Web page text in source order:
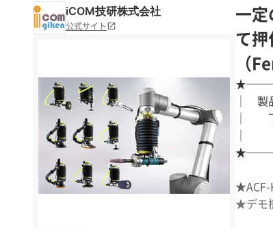
一
て
（
｜ 製
｜ 下
｜
★ACF-
★デモ
iCOM技研株式会社
公式サイト